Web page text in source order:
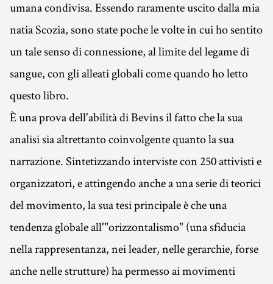
umana condivisa. Essendo raramente uscito dalla mia
natia Scozia, sono state poche le volte in cui ho sentito
un tale senso di connessione, al limite del legame di
sangue, con gli alleati globali come quando ho letto
questo libro.
È una prova dell'abilità di Bevins il fatto che la sua
analisi sia altrettanto coinvolgente quanto la sua
narrazione. Sintetizzando interviste con 250 attivisti e
organizzatori, e attingendo anche a una serie di teorici
del movimento, la sua tesi principale è che una
tendenza globale all'"orizzontalismo" (una sfiducia
nella rappresentanza, nei leader, nelle gerarchie, forse
anche nelle strutture) ha permesso ai movimenti